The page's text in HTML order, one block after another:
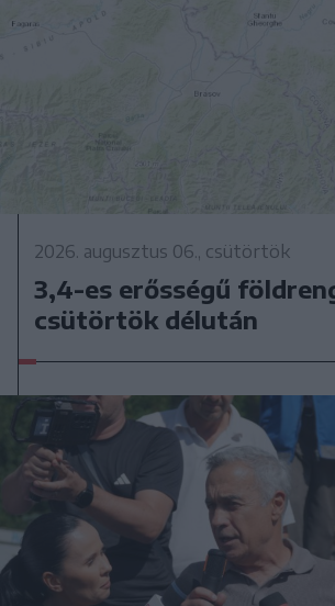
2026. augusztus 06., csütörtök
3,4-es erősségű
csütörtök délután